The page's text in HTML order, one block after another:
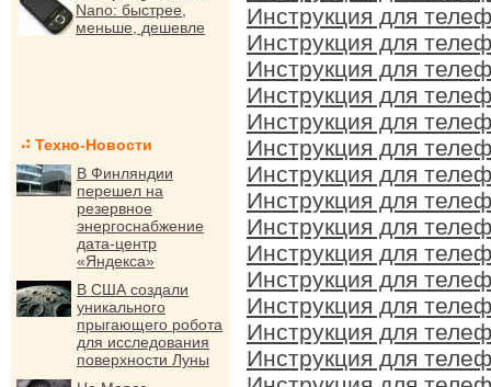
Nano: быстрее,
меньше, дешевле
Техно-Новости
В Финляндии
перешел на
резервное
энергоснабжение
дата-центр
«Яндекса»
В США создали
уникального
прыгающего робота
для исследования
поверхности Луны
Инструкция для
Инструкция для
Инструкция для
Инструкция для
Инструкция для
Инструкция для
Инструкция для
Инструкция для
Инструкция для
Инструкция для
Инструкция для
Инструкция для
Инструкция для
Инструкция для